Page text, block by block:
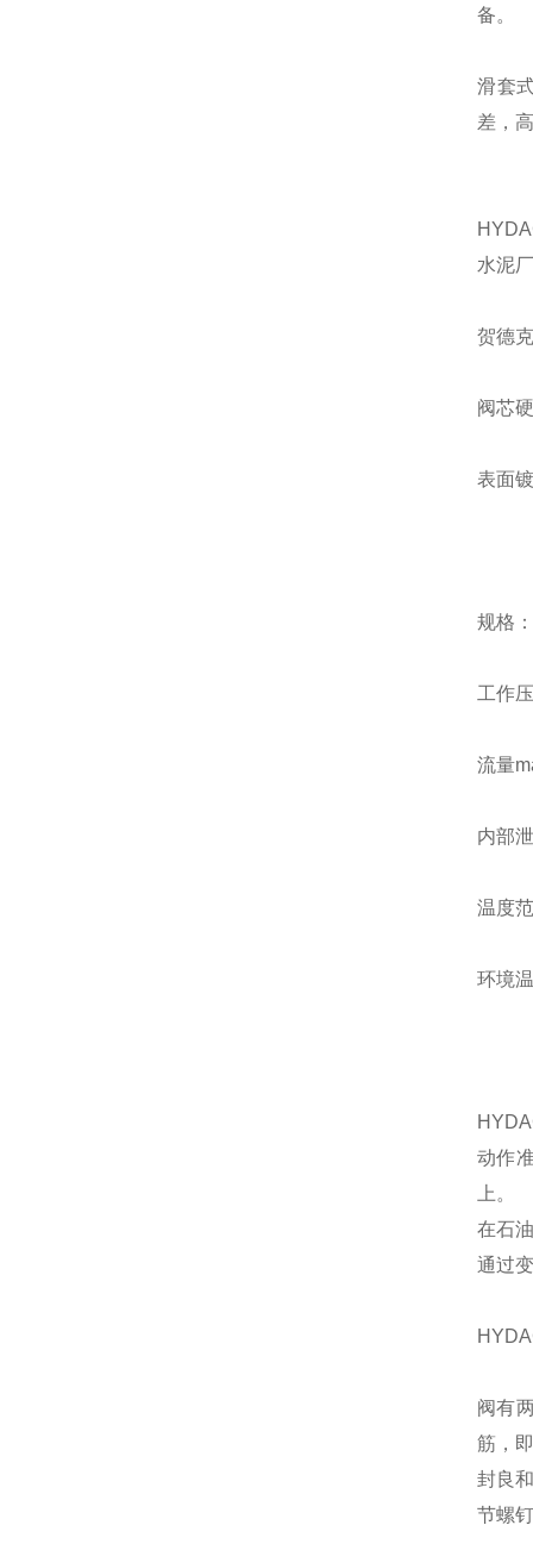
备。
滑套
差，
水泥
贺德
阀芯
表面
规格：
工作
流量
内部
温度
环境
动作
上。
在石
通过
阀有
筋，
封良
节螺